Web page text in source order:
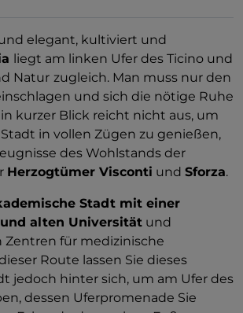
elegant, kultiviert und
liegt am linken Ufer des Ticino und
Natur zugleich. Man muss nur den
und sich die nötige Ruhe
kurzer Blick reicht nicht aus, um
in vollen Zügen zu genießen,
des Wohlstands der
Herzogtümer Visconti und Sforza.
Stadt mit einer
alten Universität und
Zentren für medizinische
Route lassen Sie dieses
jedoch hinter sich, um am Ufer des
dessen Uferpromenade Sie